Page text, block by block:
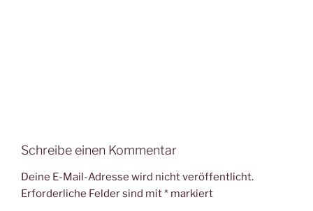
Schreibe einen Kommentar
Deine E-Mail-Adresse wird nicht veröffentlicht.
Erforderliche Felder sind mit* markiert